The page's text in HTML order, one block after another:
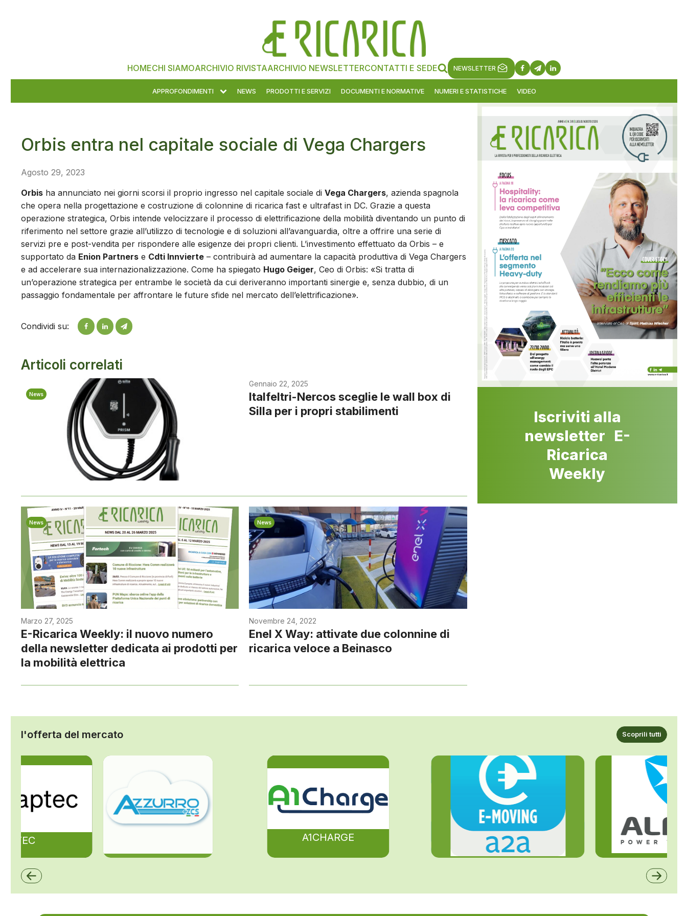
HOMECHI SIAMOARCHIVIO RIVISTAARCHIVIO NEWSLETTERCONTATTI E SEDE NEWSLETTER
APPROFONDIMENTI NEWS PRODOTTI E SERVIZI DOCUMENTI E NORMATIVE NUMERI E STATISTICHE VIDEO
Orbis entra nel capitale sociale di Vega Chargers
Agosto 29, 2023
Orbis ha annunciato nei giorni scorsi il proprio ingresso nel capitale sociale di Vega Chargers, azienda spagnola
che opera nella progettazione e costruzione di colonnine di ricarica fast e ultrafast in DC. Grazie a questa
operazione strategica, Orbis intende velocizzare il processo di elettrificazione della mobilità diventando un punto di
riferimento nel settore grazie all’utilizzo di tecnologie e di soluzioni all’avanguardia, oltre a offrire una serie di
servizi pre e post-vendita per rispondere alle esigenze dei propri clienti. L’investimento effettuato da Orbis – e
supportato da Enion Partners e Cdti Innvierte – contribuirà ad aumentare la capacità produttiva di Vega Chargers
e ad accelerare sua internazionalizzazione. Come ha spiegato Hugo Geiger, Ceo di Orbis: «Si tratta di
un’operazione strategica per entrambe le società da cui deriveranno importanti sinergie e, senza dubbio, di un
passaggio fondamentale per affrontare le future sfide nel mercato dell’elettrificazione».
Condividi su:
Articoli correlati
News
Gennaio 22, 2025
Italfeltri-Nercos sceglie le wall box di
Silla per i propri stabilimenti
News
Marzo 27, 2025
E-Ricarica Weekly: il nuovo numero
della newsletter dedicata ai prodotti per
la mobilità elettrica
News
Novembre 24, 2022
Enel X Way: attivate due colonnine di
ricarica veloce a Beinasco
Iscriviti alla
newsletter E-
Ricarica
Weekly
l'offerta del mercato Scoprili tutti
A1CHARGE
ZCS Azzurro